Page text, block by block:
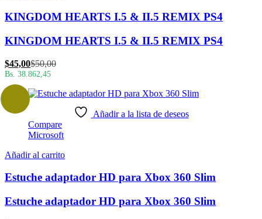
KINGDOM HEARTS I.5 & II.5 REMIX PS4
KINGDOM HEARTS I.5 & II.5 REMIX PS4
$45,00El
precio
es:
$50,00El
era:
$50,00.
Bs. 38.862,45
Añadir a la lista de deseos
Compare
Microsoft
Añadir al carrito
Estuche adaptador HD para Xbox 360 Slim
Estuche adaptador HD para Xbox 360 Slim